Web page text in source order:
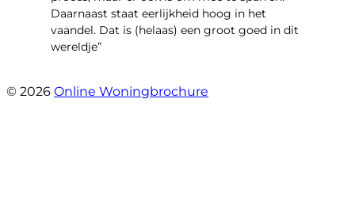
Daarnaast staat eerlijkheid hoog in het
vaandel. Dat is (helaas) een groot goed in dit
wereldje”
© 2026 Online Woningbrochure